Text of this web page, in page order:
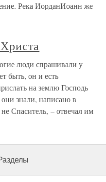
Река ИорданИоанн же
люди спрашивали у
быть, он и есть
на землю Господь
знали, написано в
Спаситель, – отвечал им